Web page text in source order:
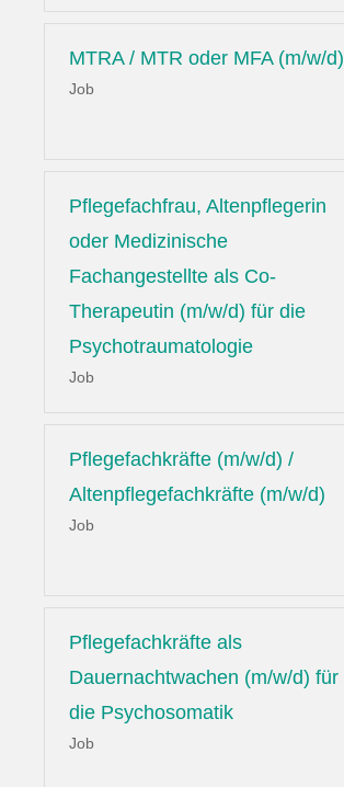
MTRA / MTR oder MFA (m/w/d)
Job
Pflegefachfrau, Altenpflegerin
oder Medizinische
Fachangestellte als Co-
Therapeutin (m/w/d) für die
Psychotraumatologie
Job
Pflegefachkräfte (m/w/d) /
Altenpflegefachkräfte (m/w/d)
Job
Pflegefachkräfte als
Dauernachtwachen (m/w/d) für
die Psychosomatik
Job